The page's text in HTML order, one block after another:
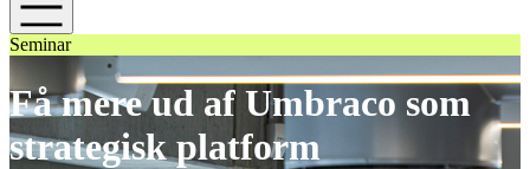
Seminar
Få mere ud af Umbraco som
strategisk platform